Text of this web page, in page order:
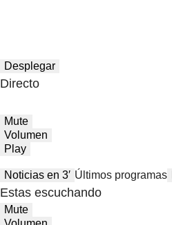
Desplegar
Directo
Mute
Volumen
Play
Noticias en 3′ Últimos programas
Estas escuchando
Mute